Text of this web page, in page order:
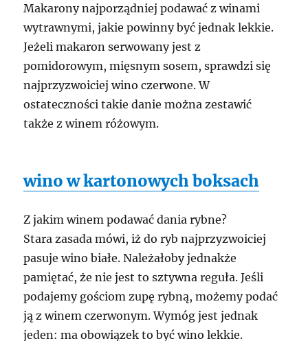
Makarony najporządniej podawać z winami
wytrawnymi, jakie powinny być jednak lekkie.
Jeżeli makaron serwowany jest z
pomidorowym, mięsnym sosem, sprawdzi się
najprzyzwoiciej wino czerwone. W
ostateczności takie danie można zestawić
także z winem różowym.
wino w kartonowych boksach
Z jakim winem podawać dania rybne?
Stara zasada mówi, iż do ryb najprzyzwoiciej
pasuje wino białe. Należałoby jednakże
pamiętać, że nie jest to sztywna reguła. Jeśli
podajemy gościom zupę rybną, możemy podać
ją z winem czerwonym. Wymóg jest jednak
jeden: ma obowiązek to być wino lekkie.